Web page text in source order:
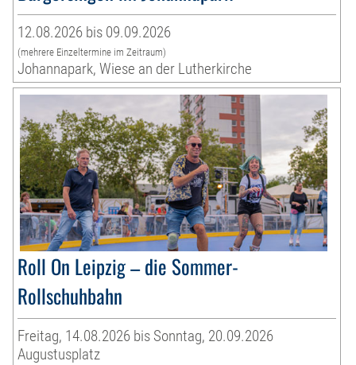
12.08.2026 bis 09.09.2026
(mehrere Einzeltermine im Zeitraum)
Johannapark, Wiese an der Lutherkirche
Roll On Leipzig – die Sommer-
Rollschuhbahn
Freitag, 14.08.2026 bis Sonntag, 20.09.2026
Augustusplatz